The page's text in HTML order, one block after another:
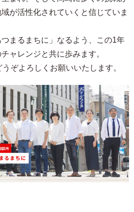
が活性化されていくと信じていま
つまるまちに」なるよう、この1年
ャレンジと共に歩みます。
ぞよろしくお願いいたします。